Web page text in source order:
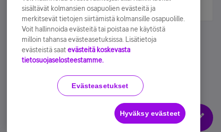
Käyttöehdot Accessibility statement
Evästeasetukset
sisältävät kolmansien osapuolien evästeitä ja
merkitsevät tietojen siirtämistä kolmansille osapuolille.
Voit hallinnoida evästeitä tai poistaa ne käytöstä
milloin tahansa evästeasetuksissa. Lisätietoja
evästeistä saat evästeitä koskevasta
tietosuojaselosteestamme.
Evästeasetukset
Hyväksy evästeet